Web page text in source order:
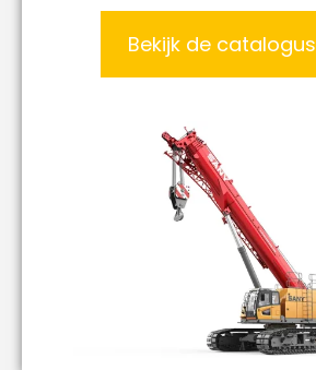
Bekijk de catalogus